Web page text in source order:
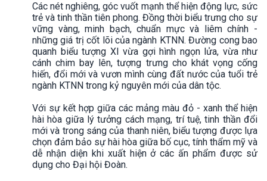
Các nét nghiêng, góc vuốt mạnh thể hiện động lực, sức
trẻ và tinh thần tiên phong. Đồng thời biểu trưng cho sự
vững vàng, minh bạch, chuẩn mực và liêm chính -
những giá trị cốt lõi của ngành KTNN. Đường cong bao
quanh biểu tượng XI vừa gợi hình ngọn lửa, vừa như
cánh chim bay lên, tượng trưng cho khát vọng cống
hiến, đổi mới và vươn mình cùng đất nước của tuổi trẻ
ngành KTNN trong kỷ nguyên mới của dân tộc.
Với sự kết hợp giữa các mảng màu đỏ - xanh thể hiện
hài hòa giữa lý tưởng cách mạng, trí tuệ, tinh thần đổi
mới và trong sáng của thanh niên, biểu tượng được lựa
chọn đảm bảo sự hài hòa giữa bố cục, tính thẩm mỹ và
dễ nhận diện khi xuất hiện ở các ấn phẩm được sử
dụng cho Đại hội Đoàn.